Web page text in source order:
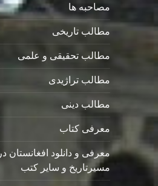
مصاحبه ها
مطالب تاریخی
مطالب تحقیقی و علمی
مطالب تراژیدی
مطالب دینی
معرفی کتاب
معرفی و دانلود افغانستان در
مسیرتاریخ و سایر کتب